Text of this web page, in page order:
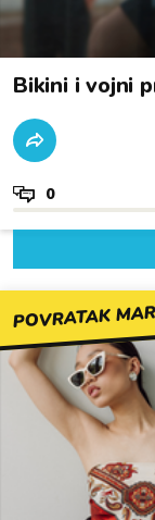
Bikini i vojni
0
POVRATAK